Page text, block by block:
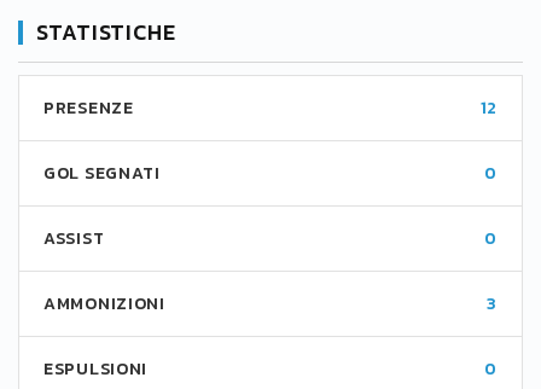
STATISTICHE
PRESENZE 12
GOL SEGNATI 0
ASSIST 0
AMMONIZIONI 3
ESPULSIONI 0